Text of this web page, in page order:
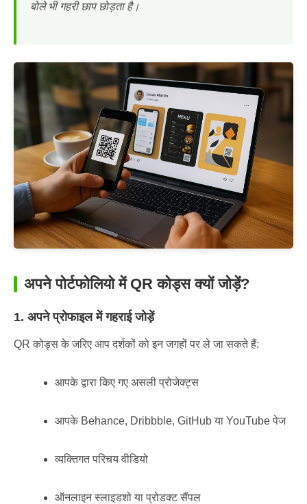
बोले भी गहरी छाप छोड़ता है।
अपने पोर्टफोलियो में QR कोड्स क्यों जोड़ें?
1. अपने प्रोफाइल में गहराई जोड़ें
QR कोड्स के जरिए आप दर्शकों को इन जगहों पर ले जा सकते हैं:
आपके द्वारा किए गए असली प्रोजेक्ट्स
आपके Behance, Dribbble, GitHub या YouTube पेज
व्यक्तिगत परिचय वीडियो
ऑनलाइन स्लाइडशो या प्रोडक्ट सैंपल